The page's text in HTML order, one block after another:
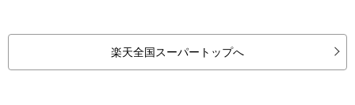
楽天全国スーパートップへ